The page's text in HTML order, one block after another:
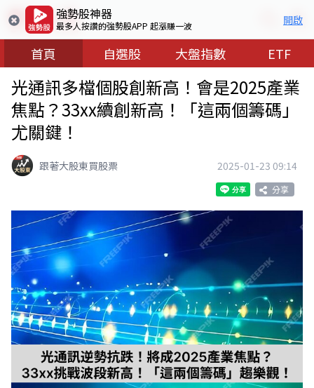
強勢股神器
最多人按讚的強勢股APP 起漲賺一波 開啟
首頁 自選股 大盤指數 ETF
光通訊多檔個股創新高！會是2025產業
焦點？33xx續創新高！「這兩個籌碼」
尤關鍵！
跟著大股東買股票 2025-01-23 09:14
分享